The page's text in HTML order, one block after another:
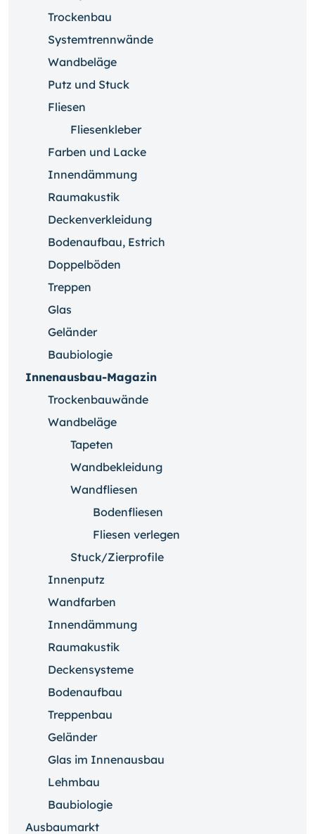
Trockenbau
Systemtrennwände
Wandbeläge
Putz und Stuck
Fliesen
Fliesenkleber
Farben und Lacke
Innendämmung
Raumakustik
Deckenverkleidung
Bodenaufbau, Estrich
Doppelböden
Treppen
Glas
Geländer
Baubiologie
Innenausbau-Magazin
Trockenbauwände
Wandbeläge
Tapeten
Wandbekleidung
Wandfliesen
Bodenfliesen
Fliesen verlegen
Stuck/Zierprofile
Innenputz
Wandfarben
Innendämmung
Raumakustik
Deckensysteme
Bodenaufbau
Treppenbau
Geländer
Glas im Innenausbau
Lehmbau
Baubiologie
Ausbaumarkt